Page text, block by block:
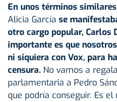
En unos términos similares
Alicia García se
otro cargo popular, Carlos
importante es que
ni siquiera con Vox, para
censura. No vamos a
parlamentaria a Pedro
que podría conseguir. Es